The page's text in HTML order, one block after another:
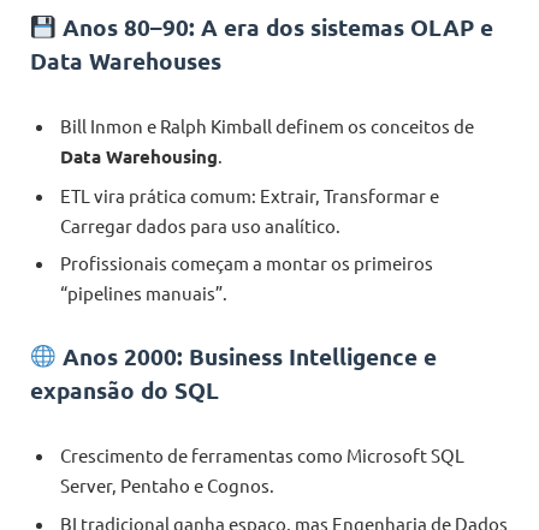
Anos 80–90: A era dos sistemas OLAP e
Data Warehouses
Bill Inmon e Ralph Kimball definem os conceitos de
Data Warehousing.
ETL vira prática comum: Extrair, Transformar e
Carregar dados para uso analítico.
Profissionais começam a montar os primeiros
“pipelines manuais”.
Anos 2000: Business Intelligence e
expansão do SQL
Crescimento de ferramentas como Microsoft SQL
Server, Pentaho e Cognos.
BI tradicional ganha espaço, mas Engenharia de Dados